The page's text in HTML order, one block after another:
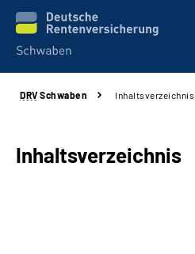
Services
Beratung und Kontakt
DRV Schwaben Inhaltsverzeichnis
Inhaltsverzeichnis